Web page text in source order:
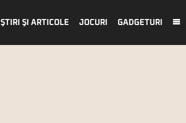
ŞTIRI ŞI ARTICOLE JOCURI GADGETURI